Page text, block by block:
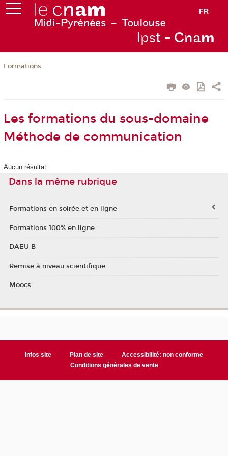
FR
Ipst - Cnam
Formations
Les formations du sous-domaine
Méthode de communication
Aucun résultat
Dans la même rubrique
Formations en soirée et en ligne
Formations 100% en ligne
DAEU B
Remise à niveau scientifique
Moocs
Infos site Plan de site
Accessibilité: non conforme
Conditions générales de vente